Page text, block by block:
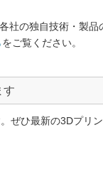
社の独自技術・製
をご覧ください。
す
ぜひ最新の3Dプリ